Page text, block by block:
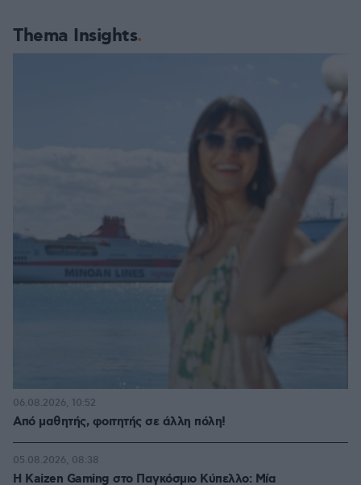
Thema Insights
Από μαθητής, φοιτητής σε άλλη πόλη!
06.08.2026, 10:52
H Kaizen Gaming στο Παγκόσμιο Kύπελλο: Μία
05.08.2026, 08:38